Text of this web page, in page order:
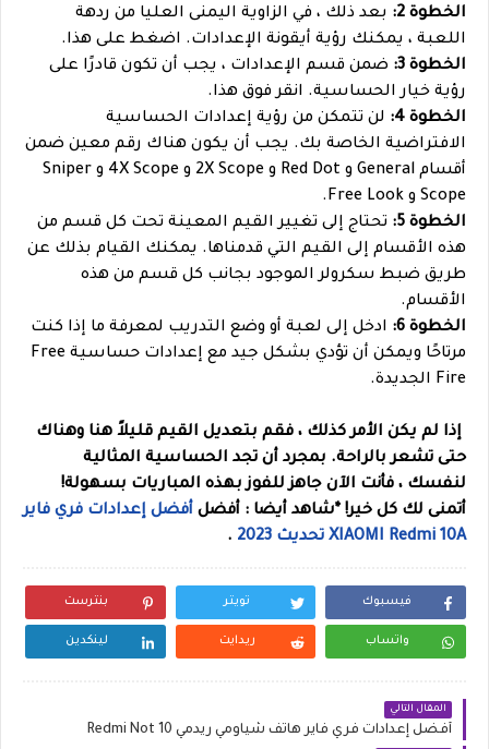
الخطوة 2:
بعد ذلك ، في الزاوية اليمنى العليا من ردهة
اللعبة ، يمكنك رؤية أيقونة الإعدادات. اضغط على هذا.
الخطوة 3:
ضمن قسم الإعدادات ، يجب أن تكون قادرًا على
رؤية خيار الحساسية. انقر فوق هذا.
الخطوة 4:
لن تتمكن من رؤية إعدادات الحساسية
الافتراضية الخاصة بك. يجب أن يكون هناك رقم معين ضمن
أقسام General و Red Dot و 2X Scope و 4X Scope و Sniper
Scope و Free Look.
الخطوة 5:
تحتاج إلى تغيير القيم المعينة تحت كل قسم من
هذه الأقسام إلى القيم التي قدمناها. يمكنك القيام بذلك عن
طريق ضبط سكرولر الموجود بجانب كل قسم من هذه
الأقسام.
الخطوة 6:
ادخل إلى لعبة أو وضع التدريب لمعرفة ما إذا كنت
مرتاحًا ويمكن أن تؤدي بشكل جيد مع إعدادات حساسية Free
Fire الجديدة.
إذا لم يكن الأمر كذلك ، فقم بتعديل القيم قليلاً هنا وهناك
حتى تشعر بالراحة. بمجرد أن تجد الحساسية المثالية
لنفسك ، فأنت الآن جاهز للفوز بهذه المباريات بسهولة!
أتمنى لك كل خير! *شاهد أيضا : أفضل أفضل إعدادات فري فاير
XIAOMI Redmi 10A تحديث 2023
.
فيسبوك تويتر بنترست
واتساب ريدايت لينكدين
المقال التالي
أفضل إعدادات فري فاير هاتف شياومي ريدمي Redmi Not 10